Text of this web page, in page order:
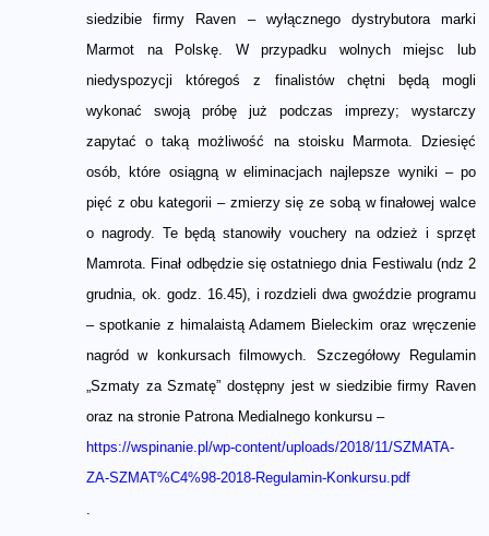
siedzibie firmy Raven – wyłącznego dystrybutora marki
Marmot na Polskę. W przypadku wolnych miejsc lub
niedyspozycji któregoś z finalistów chętni będą mogli
wykonać swoją próbę już podczas imprezy; wystarczy
zapytać o taką możliwość na stoisku Marmota. Dziesięć
osób, które osiągną w eliminacjach najlepsze wyniki – po
pięć z obu kategorii – zmierzy się ze sobą w finałowej walce
o nagrody. Te będą stanowiły vouchery na odzież i sprzęt
Mamrota. Finał odbędzie się ostatniego dnia Festiwalu (ndz 2
grudnia, ok. godz. 16.45), i rozdzieli dwa gwoździe programu
– spotkanie z himalaistą Adamem Bieleckim oraz wręczenie
nagród w konkursach filmowych. Szczegółowy Regulamin
„Szmaty za Szmatę” dostępny jest w siedzibie firmy Raven
oraz na stronie Patrona Medialnego konkursu –
https://wspinanie.pl/wp-content/uploads/2018/11/SZMATA-
ZA-SZMAT%C4%98-2018-Regulamin-Konkursu.pdf
.